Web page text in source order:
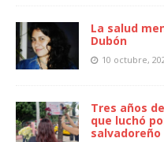
La salud
Dubón
10 octubre,
Tres años
que luchó